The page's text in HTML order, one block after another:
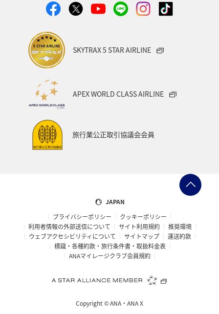
SKYTRAX 5 STAR AIRLINE
APEX WORLD CLASS AIRLINE
旅行業公正取引協議会会員
JAPAN
プライバシーポリシー
クッキーポリシー
利用者情報の外部送信について
サイト利用規約
推奨環境
ウェブアクセシビリティについて
サイトマップ
運送約款
標識・各種約款・旅行条件書・取扱料金表
ANAマイレージクラブ会員規約
Copyright ©ANA・ANA X